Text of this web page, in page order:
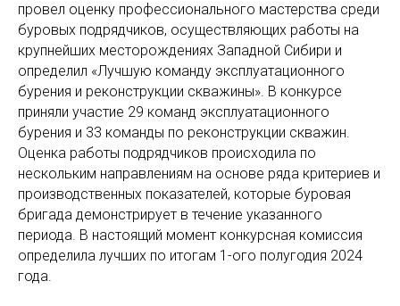
провел оценку профессионального мастерства среди
буровых подрядчиков, осуществляющих работы на
крупнейших месторождениях Западной Сибири и
определил «Лучшую команду эксплуатационного
бурения и реконструкции скважины». В конкурсе
приняли участие 29 команд эксплуатационного
бурения и 33 команды по реконструкции скважин.
Оценка работы подрядчиков происходила по
нескольким направлениям на основе ряда критериев и
производственных показателей, которые буровая
бригада демонстрирует в течение указанного
периода. В настоящий момент конкурсная комиссия
определила лучших по итогам 1-ого полугодия 2024
года.